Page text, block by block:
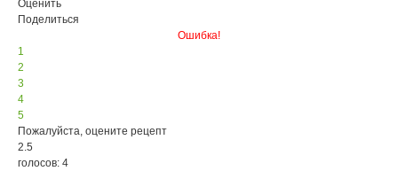
Оценить
Поделиться
Ошибка!
1
2
3
4
5
Пожалуйста, оцените рецепт
2.5
голосов: 4